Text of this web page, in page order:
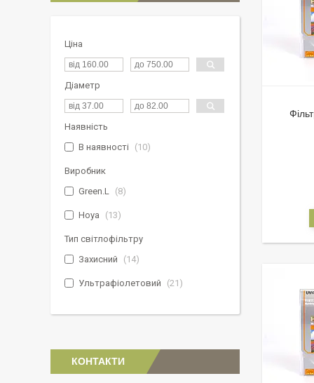
Ціна
Діаметр
Наявність
В наявності
10
Виробник
Green.L
8
Hoya 13
Тип світлофільтру
Захисний
14
Ультрафіолетовий 21
КОНТАКТИ